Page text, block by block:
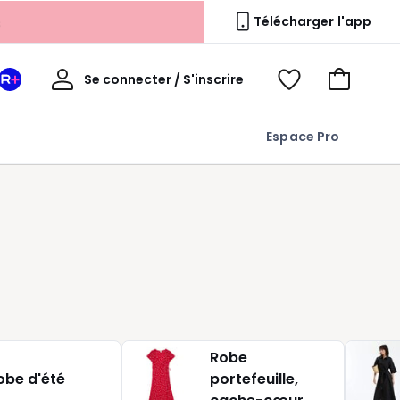
Télécharger l'app
Espace Pro
Mon
Se connecter / S'inscrire
Mon
Voir
Voir
d'été
Robe
portefeuille,